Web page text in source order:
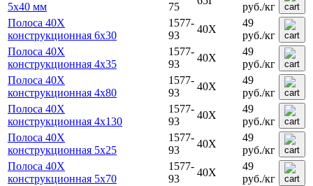
5х40 мм
75
руб./кг
Полоса 40Х
конструкционная 6x30
1577-
93
40Х
49
руб./кг
Полоса 40Х
конструкционная 4x35
1577-
93
40Х
49
руб./кг
Полоса 40Х
конструкционная 4x80
1577-
93
40Х
49
руб./кг
Полоса 40Х
конструкционная 4x130
1577-
93
40Х
49
руб./кг
Полоса 40Х
конструкционная 5x25
1577-
93
40Х
49
руб./кг
Полоса 40Х
конструкционная 5x70
1577-
93
40Х
49
руб./кг